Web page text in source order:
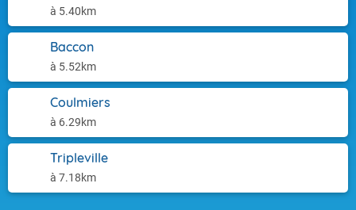
à 5.40km
Baccon
à 5.52km
Coulmiers
à 6.29km
Tripleville
à 7.18km